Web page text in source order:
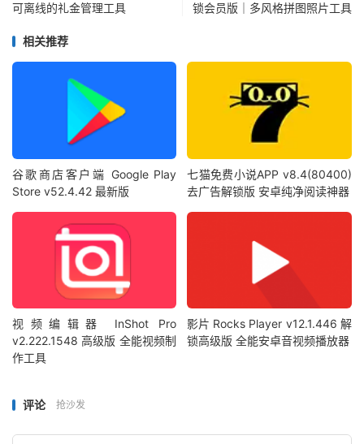
可离线的礼金管理工具
锁会员版｜多风格拼图照片工具
相关推荐
谷歌商店客户端 Google Play
Store v52.4.42 最新版
七猫免费小说APP v8.4(80400)
去广告解锁版 安卓纯净阅读神器
视频编辑器 InShot Pro
v2.222.1548 高级版 全能视频制
作工具
影片 Rocks Player v12.1.446 解
锁高级版 全能安卓音视频播放器
评论 抢沙发